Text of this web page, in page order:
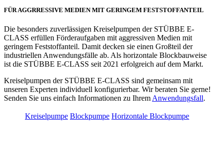
FÜR AGGRRESSIVE MEDIEN MIT GERINGEM FESTSTOFFANTEIL
Die besonders zuverlässigen Kreiselpumpen der STÜBBE E-
CLASS erfüllen Förderaufgaben mit aggressiven Medien mit
geringem Feststoffanteil. Damit decken sie einen Großteil der
industriellen Anwendungsfälle ab. Als horizontale Blockbauweise
ist die STÜBBE E-CLASS seit 2021 erfolgreich auf dem Markt.
Kreiselpumpen der STÜBBE E-CLASS sind gemeinsam mit
unseren Experten individuell konfigurierbar. Wir beraten Sie gerne!
Senden Sie uns einfach Informationen zu Ihrem Anwendungsfall.
Kreiselpumpe Blockpumpe Horizontale Blockpumpe